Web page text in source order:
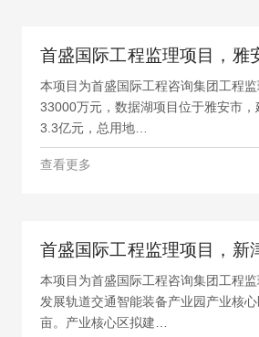
本项目为首盛国际工程咨询集团工程
33000万元，数据湖项目位于雅安市，
3.3亿元，总用地…
查看更多
本项目为首盛国际工程咨询集团工程监
发展轨道交通智能装备产业园产业核
亩。产业核心区拟建…